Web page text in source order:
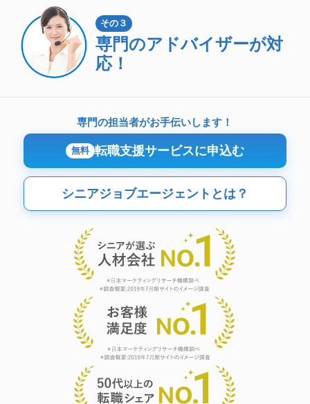
その３
専門のアドバイザーが対
応！
専門の担当者がお手伝いします！
無料 転職支援サービスに申込む
シニアジョブエージェントとは？